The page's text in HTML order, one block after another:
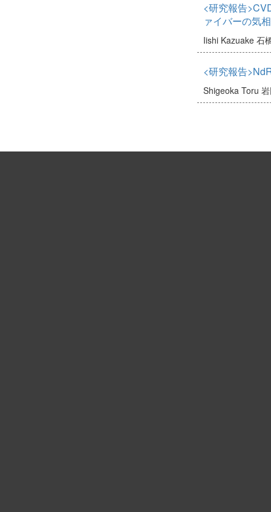
<研究報告
ァイバーの気
Iishi Kazuake 石
<研究報告
Shigeoka Toru